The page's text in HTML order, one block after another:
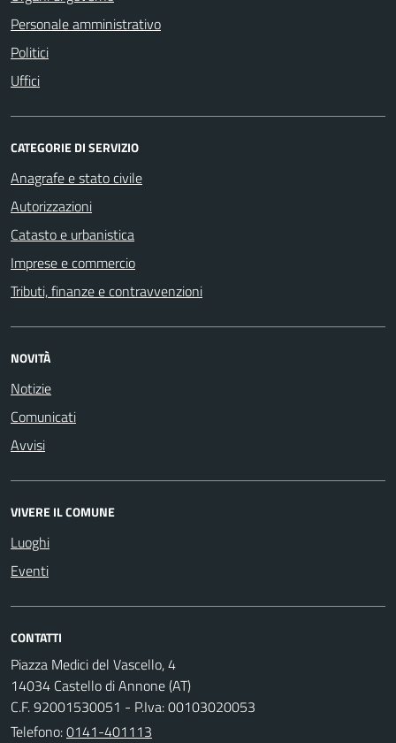
Personale amministrativo
Politici
Uffici
CATEGORIE DI SERVIZIO
Anagrafe e stato civile
Autorizzazioni
Catasto e urbanistica
Imprese e commercio
Tributi, finanze e contravvenzioni
NOVITÀ
Notizie
Comunicati
Avvisi
VIVERE IL COMUNE
Luoghi
Eventi
CONTATTI
Piazza Medici del Vascello, 4
14034 Castello di Annone (AT)
C.F. 92001530051 - P.Iva: 00103020053
Telefono:0141-401113